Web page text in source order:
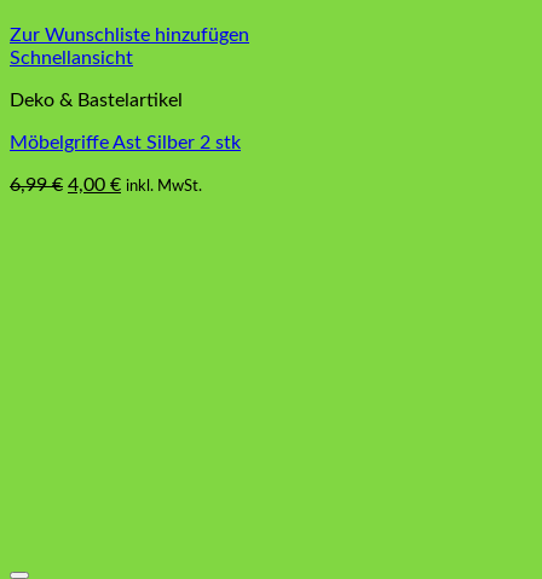
Zur Wunschliste hinzufügen
Schnellansicht
Deko & Bastelartikel
Möbelgriffe Ast Silber 2 stk
6,99€ Ursprünglicher
4,00 €Aktueller
inkl. MwSt.